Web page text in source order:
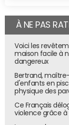
À NE PAS
Voici les
maison facile à
dangereux
Bertrand,
d'enfants en
physique des
Ce Français
violence grâce